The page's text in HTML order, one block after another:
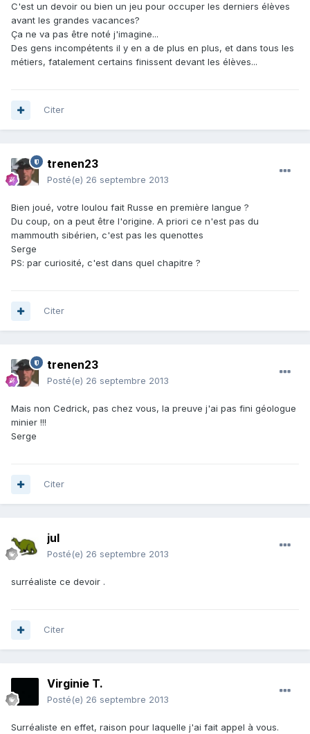
C'est un devoir ou bien un jeu pour occuper les derniers élèves
avant les grandes vacances?
Ça ne va pas être noté j'imagine...
Des gens incompétents il y en a de plus en plus, et dans tous les
métiers, fatalement certains finissent devant les élèves...
Citer
trenen23
Posté(e) 26 septembre 2013
Bien joué, votre loulou fait Russe en première langue ?
Du coup, on a peut être l'origine. A priori ce n'est pas du
mammouth sibérien, c'est pas les quenottes
Serge
PS: par curiosité, c'est dans quel chapitre ?
Citer
trenen23
Posté(e) 26 septembre 2013
Mais non Cedrick, pas chez vous, la preuve j'ai pas fini géologue
minier !!!
Serge
Citer
jul
Posté(e) 26 septembre 2013
surréaliste ce devoir .
Citer
Virginie T.
Posté(e) 26 septembre 2013
Surréaliste en effet, raison pour laquelle j'ai fait appel à vous.